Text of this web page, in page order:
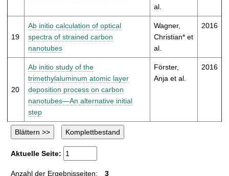
al.
19
Ab initio calculation of optical
spectra of strained carbon
nanotubes
Wagner,
Christian* et
al.
2016
20
Ab initio study of the
trimethylaluminum atomic layer
deposition process on carbon
nanotubes—An alternative initial
step
Förster,
Anja et al.
2016
Aktuelle Seite:
Anzahl der Ergebnisseiten: 3